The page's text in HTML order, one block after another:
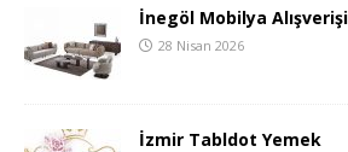
İnegöl Mobilya Alışverişi
28 Nisan 2026
İzmir Tabldot Yemek